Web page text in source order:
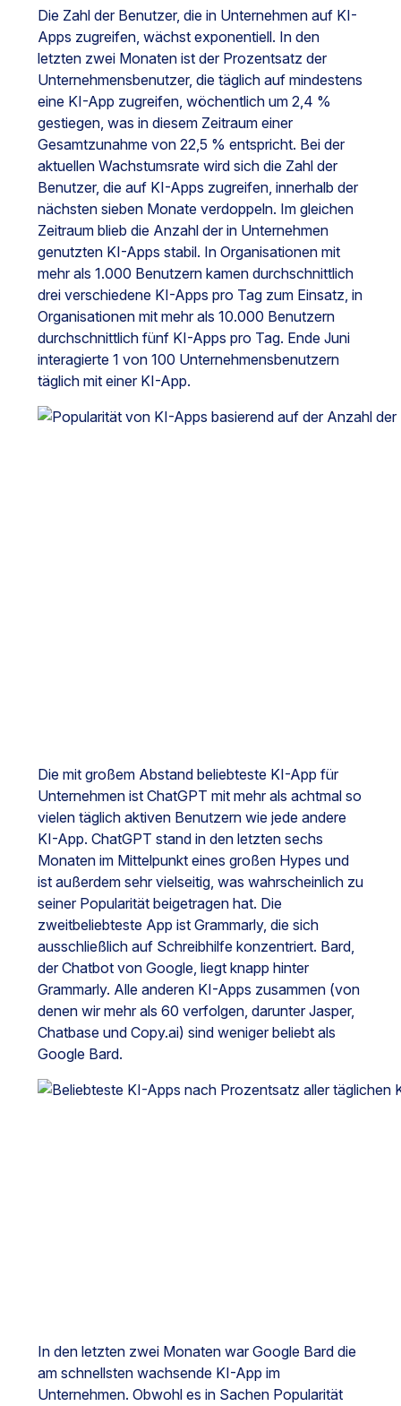
Die Zahl der Benutzer, die in Unternehmen auf KI-
Apps zugreifen, wächst exponentiell. In den
letzten zwei Monaten ist der Prozentsatz der
Unternehmensbenutzer, die täglich auf mindestens
eine KI-App zugreifen, wöchentlich um 2,4 %
gestiegen, was in diesem Zeitraum einer
Gesamtzunahme von 22,5 % entspricht. Bei der
aktuellen Wachstumsrate wird sich die Zahl der
Benutzer, die auf KI-Apps zugreifen, innerhalb der
nächsten sieben Monate verdoppeln. Im gleichen
Zeitraum blieb die Anzahl der in Unternehmen
genutzten KI-Apps stabil. In Organisationen mit
mehr als 1.000 Benutzern kamen durchschnittlich
drei verschiedene KI-Apps pro Tag zum Einsatz, in
Organisationen mit mehr als 10.000 Benutzern
durchschnittlich fünf KI-Apps pro Tag. Ende Juni
interagierte 1 von 100 Unternehmensbenutzern
täglich mit einer KI-App.
Die mit großem Abstand beliebteste KI-App für
Unternehmen ist ChatGPT mit mehr als achtmal so
vielen täglich aktiven Benutzern wie jede andere
KI-App. ChatGPT stand in den letzten sechs
Monaten im Mittelpunkt eines großen Hypes und
ist außerdem sehr vielseitig, was wahrscheinlich zu
seiner Popularität beigetragen hat. Die
zweitbeliebteste App ist Grammarly, die sich
ausschließlich auf Schreibhilfe konzentriert. Bard,
der Chatbot von Google, liegt knapp hinter
Grammarly. Alle anderen KI-Apps zusammen (von
denen wir mehr als 60 verfolgen, darunter Jasper,
Chatbase und Copy.ai) sind weniger beliebt als
Google Bard.
In den letzten zwei Monaten war Google Bard die
am schnellsten wachsende KI-App im
Unternehmen. Obwohl es in Sachen Popularität